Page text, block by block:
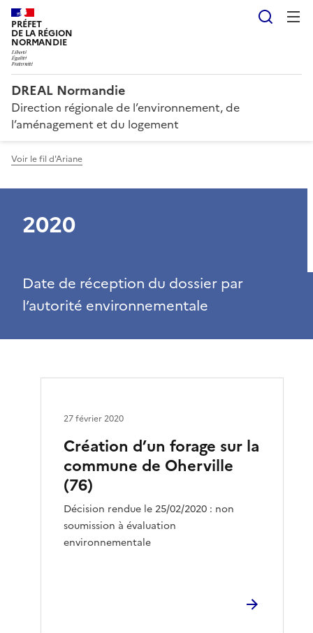
PRÉFET
DE LA RÉGION
NORMANDIE
DREAL Normandie
Direction régionale de l’environnement, de
l’aménagement et du logement
Voir le fil d'Ariane
2020
Date de réception du dossier par
l’autorité environnementale
Création d’un forage sur la
commune de Oherville
(76)
Décision rendue le 25/02/2020 : non
soumission à évaluation
environnementale
27 février 2020